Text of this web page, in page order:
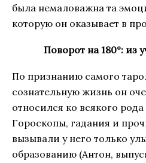
была немаловажна та
которую он оказывает в
Поворот на 180°: из
По признанию самого
сознательную жизнь он
относился ко всякого
Гороскопы, гадания и
вызывали у него только
образованию (Антон,